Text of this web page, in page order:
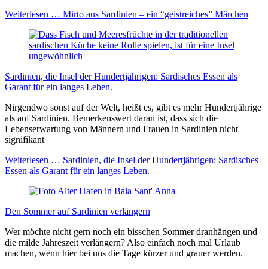
Weiterlesen … Mirto aus Sardinien – ein “geistreiches” Märchen
Sardinien, die Insel der Hundertjährigen: Sardisches Essen als
Garant für ein langes Leben.
Nirgendwo sonst auf der Welt, heißt es, gibt es mehr Hundertjährige
als auf Sardinien. Bemerkenswert daran ist, dass sich die
Lebenserwartung von Männern und Frauen in Sardinien nicht
signifikant
Weiterlesen … Sardinien, die Insel der Hundertjährigen: Sardisches
Essen als Garant für ein langes Leben.
Den Sommer auf Sardinien verlängern
Wer möchte nicht gern noch ein bisschen Sommer dranhängen und
die milde Jahreszeit verlängern? Also einfach noch mal Urlaub
machen, wenn hier bei uns die Tage kürzer und grauer werden.